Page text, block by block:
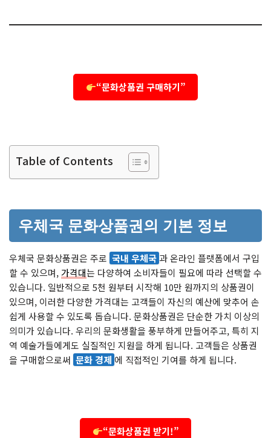
“문화상품권 구매하기”
Table of Contents
우체국 문화상품권의 기본 정보
우체국 문화상품권은 주로 국내 우체국 과 온라인 플랫폼에서 구입
할 수 있으며,가격대는 다양하여 소비자들이 필요에 따라 선택할 수
있습니다. 일반적으로 5천 원부터 시작해 10만 원까지의 상품권이
있으며, 이러한 다양한 가격대는 고객들이 자신의 예산에 맞추어 손
쉽게 사용할 수 있도록 돕습니다. 문화상품권은 단순한 가치 이상의
의미가 있습니다. 우리의 문화생활을 풍부하게 만들어주고, 특히 지
역 예술가들에게도 실질적인 지원을 하게 됩니다. 고객들은 상품권
을 구매함으로써 문화 경제 에 직접적인 기여를 하게 됩니다.
“문화상품권 받기!”